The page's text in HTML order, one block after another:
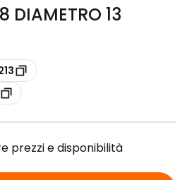
DIAMETRO 13
prezzi e disponibilità